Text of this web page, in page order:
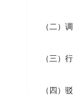
（二）
（三）
（四）